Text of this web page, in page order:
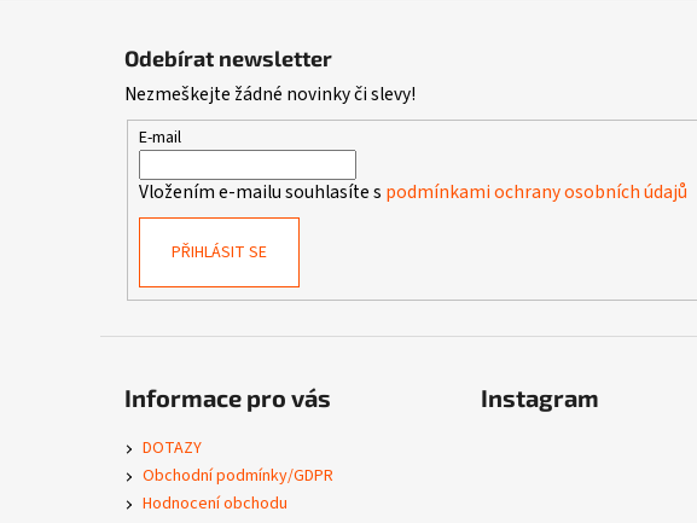
Odebírat newsletter
Nezmeškejte žádné novinky či slevy!
E-mail
Vložením e-mailu souhlasíte s podmínkami ochrany osobních údajů
PŘIHLÁSIT SE
Informace pro vás
DOTAZY
Obchodní podmínky/GDPR
Hodnocení obchodu
Instagram